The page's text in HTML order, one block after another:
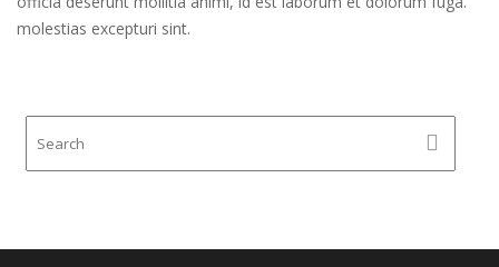
molestias excepturi sint.